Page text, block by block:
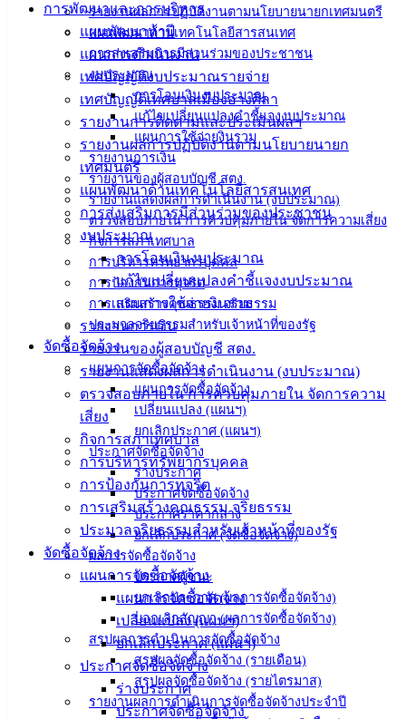
รายงานผลการปฏิบัติงานตามนโยบายนายกเทศมนตรี
แผนพัฒนาด้านเทคโนโลยีสารสนเทศ
การส่งเสริมการมีส่วนร่วมของประชาชน
งบประมาณ
การโอนเงินงบประมาณ
แก้ไขเปลี่ยนแปลงคำชี้แจงงบประมาณ
แผนการใช้จ่ายงินรวม
รายงานการเงิน
รายงานของผู้สอบบัญชี สตง.
รายงานแสดงผลการดำเนินงาน (งบประมาณ)
ตรวจสอบภายใน การควบคุมภายใน จัดการความเสี่ยง
กิจการสภาเทศบาล
การบริหารทรัพยากรบุคคล
การป้องกันการทุจริต
การเสริมสร้างคุณธรรม จริยธรรม
ประมวลจริยธรรมสำหรับเจ้าหน้าที่ของรัฐ
จัดซื้อจัดจ้าง
แผนการจัดซื้อจัดจ้าง
แผนการจัดซื้อจัดจ้าง
เปลี่ยนแปลง (แผนฯ)
ยกเลิกประกาศ (แผนฯ)
ประกาศจัดซื้อจัดจ้าง
ร่างประกาศ
ประกาศจัดซื้อจัดจ้าง
ประกาศราคากลาง
ยกเลิกประกาศ (จัดซื้อจัดจ้าง)
ผลการจัดซื้อจัดจ้าง
ประกาศผู้ชนะ
ยกเลิกประกาศ (ผลการจัดซื้อจัดจ้าง)
บอกเลิกสัญญา (ผลการจัดซื้อจัดจ้าง)
สรุปผลการดำเนินการจัดซื้อจัดจ้าง
สรุปผลจัดซื้อจัดจ้าง (รายเดือน)
สรุปผลจัดซื้อจัดจ้าง (รายไตรมาส)
รายงานผลการดำเนินการจัดซื้อจัดจ้างประจำปี
การพัฒนาและการบริหาร
แผนพัฒนาห้าปี
แผนการดำเนินงาน
เทศบัญญัติงบประมาณรายจ่าย
เทศบัญญัติเทศบาลเมืองอ่างศิลา
รายงานการติดตามและประเมินผลฯ
รายงานผลการปฏิบัติงานตามนโยบายนายก
เทศมนตรี
แผนพัฒนาด้านเทคโนโลยีสารสนเทศ
การส่งเสริมการมีส่วนร่วมของประชาชน
งบประมาณ
การโอนเงินงบประมาณ
แก้ไขเปลี่ยนแปลงคำชี้แจงงบประมาณ
แผนการใช้จ่ายงินรวม
รายงานการเงิน
รายงานของผู้สอบบัญชี สตง.
รายงานแสดงผลการดำเนินงาน (งบประมาณ)
ตรวจสอบภายใน การควบคุมภายใน จัดการความ
เสี่ยง
กิจการสภาเทศบาล
การบริหารทรัพยากรบุคคล
การป้องกันการทุจริต
การเสริมสร้างคุณธรรม จริยธรรม
ประมวลจริยธรรมสำหรับเจ้าหน้าที่ของรัฐ
จัดซื้อจัดจ้าง
แผนการจัดซื้อจัดจ้าง
แผนการจัดซื้อจัดจ้าง
เปลี่ยนแปลง (แผนฯ)
ยกเลิกประกาศ (แผนฯ)
ประกาศจัดซื้อจัดจ้าง
ร่างประกาศ
ประกาศจัดซื้อจัดจ้าง
ติดต่อ :038-
142-100-104
บริการ
ประชาชน
ดาวน์โหลด
แบบ
ฟอร์ม,
เอกสาร
สำหรับ
ประชาชน/
คู่มือการ
ปฏิบัติ
งาน
ข่าวสาร
ศุนย์
ข้อมูล
ข่าวสาร
อิเล็กทรอนิกส์
องค์
ความรู้
Management)
ติดต่อ
เทศบาล